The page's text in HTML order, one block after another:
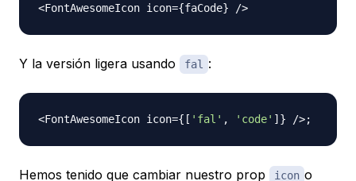
<FontAwesomeIcon icon={faCode} />
Y la versión ligera usando fal :
<FontAwesomeIcon icon={ [ 'fal' , 'code' ] } />;
Hemos tenido que cambiar nuestro prop icon o